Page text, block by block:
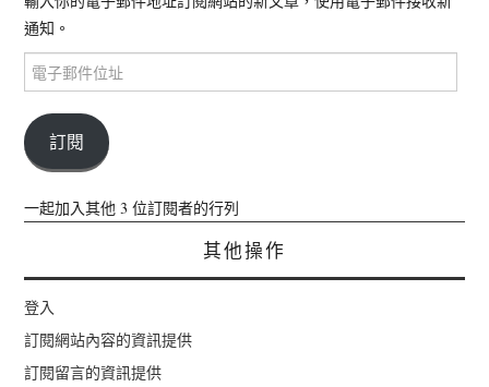
通知。
電
子
件
位
址
訂閱
一起加入其他 3 位訂閱者的行列
其他操作
登入
訂閱網站內容的資訊提供
訂閱留言的資訊提供